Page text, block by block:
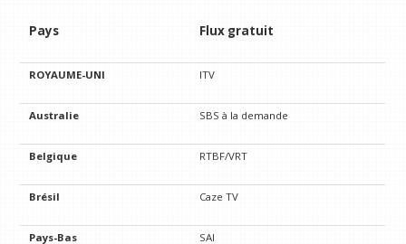
Pays Flux gratuit
ROYAUME-UNI ITV
Australie SBS à la demande
Belgique RTBF/VRT
Brésil Caze TV
Pays-Bas SAI